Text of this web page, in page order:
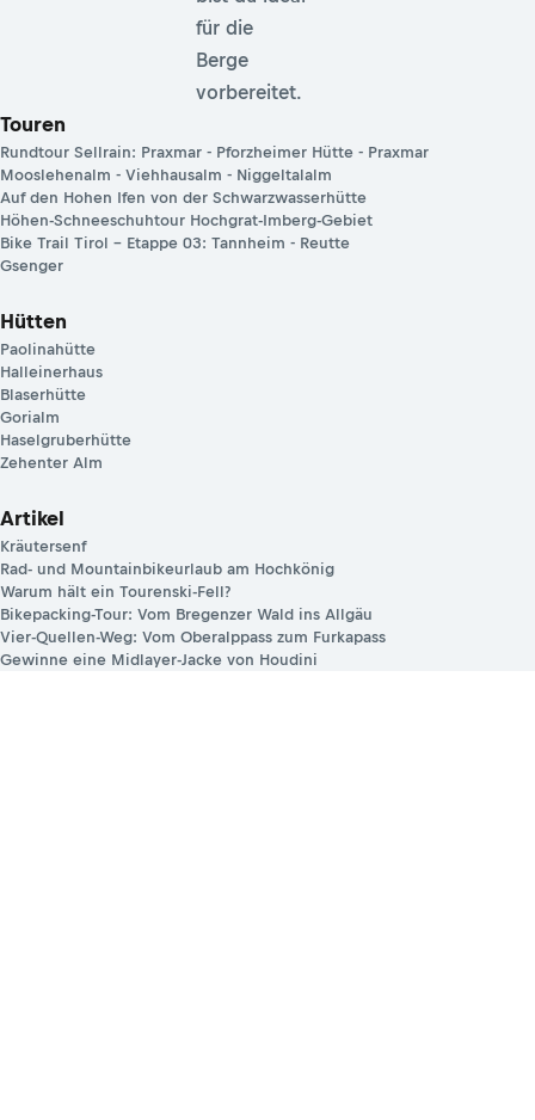
für die
Berge
vorbereitet.
Touren
Rundtour Sellrain: Praxmar - Pforzheimer Hütte - Praxmar
Mooslehenalm - Viehhausalm - Niggeltalalm
Auf den Hohen Ifen von der Schwarzwasserhütte
Höhen-Schneeschuhtour Hochgrat-Imberg-Gebiet
Bike Trail Tirol – Etappe 03: Tannheim - Reutte
Gsenger
Hütten
Paolinahütte
Halleinerhaus
Blaserhütte
Gorialm
Haselgruberhütte
Zehenter Alm
Artikel
Kräutersenf
Rad- und Mountainbikeurlaub am Hochkönig
Warum hält ein Tourenski-Fell?
Bikepacking-Tour: Vom Bregenzer Wald ins Allgäu
Vier-Quellen-Weg: Vom Oberalppass zum Furkapass
Gewinne eine Midlayer-Jacke von Houdini